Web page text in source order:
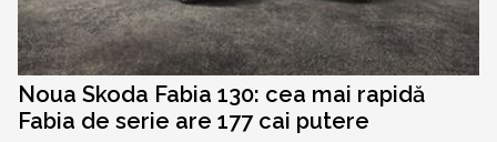
Noua Skoda Fabia 130: cea mai rapidă
Fabia de serie are 177 cai putere